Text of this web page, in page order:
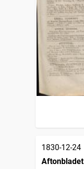
1830-12-24
Aftonbladet